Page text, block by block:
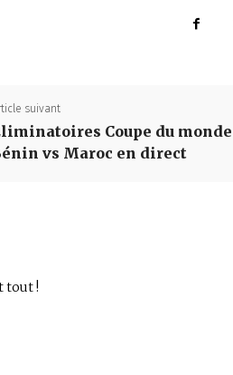
suivant
Coupe du monde
vs Maroc en direct
tout !